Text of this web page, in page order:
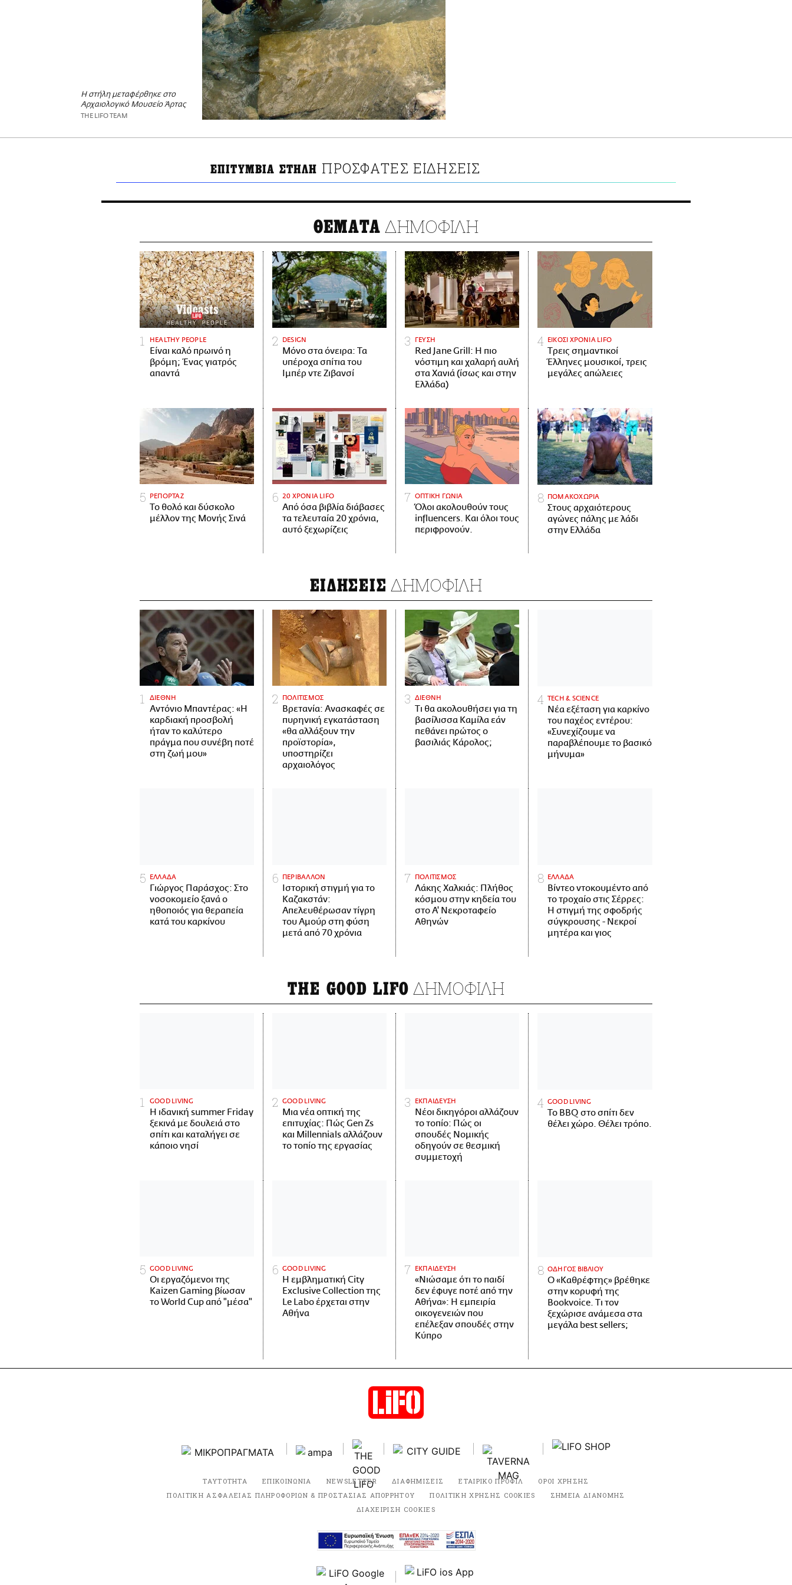
Η στήλη μεταφέρθηκε στο
Αρχαιολογικό Μουσείο Άρτας
THE LIFO TEAM
ΕΠΙΤΥΜΒΙΑ ΣΤΗΛΗ ΠΡΟΣΦΑΤΕΣ ΕΙΔΗΣΕΙΣ
ΘΕΜΑΤΑ ΔΗΜΟΦΙΛΗ
HEALTHY PEOPLE
Είναι καλό πρωινό η
βρόμη; Ένας γιατρός
απαντά
DESIGN
Μόνο στα όνειρα: Τα
υπέροχα σπίτια του
Ιμπέρ ντε Ζιβανσί
ΓΕΥΣΗ
Red Jane Grill: Η πιο
νόστιμη και χαλαρή αυλή
στα Χανιά (ίσως και στην
Ελλάδα)
ΕΙΚΟΣΙ ΧΡΟΝΙΑ LIFO
Tρεις σημαντικοί
Έλληνες μουσικοί, τρεις
μεγάλες απώλειες
ΡΕΠΟΡΤΑΖ
Το θολό και δύσκολο
μέλλον της Μονής Σινά
20 ΧΡΟΝΙΑ LIFO
Από όσα βιβλία διάβασες
τα τελευταία 20 χρόνια,
αυτό ξεχωρίζεις
ΟΠΤΙΚΗ ΓΩΝΙΑ
Όλοι ακολουθούν τους
influencers. Και όλοι τους
περιφρονούν.
ΠΟΜΑΚΟΧΩΡΙΑ
Στους αρχαιότερους
αγώνες πάλης με λάδι
στην Ελλάδα
ΕΙΔΗΣΕΙΣ ΔΗΜΟΦΙΛΗ
ΔΙΕΘΝΗ
Αντόνιο Μπαντέρας: «Η
καρδιακή προσβολή
ήταν το καλύτερο
πράγμα που συνέβη ποτέ
στη ζωή μου»
ΠΟΛΙΤΙΣΜΟΣ
Βρετανία: Ανασκαφές σε
πυρηνική εγκατάσταση
«θα αλλάξουν την
προϊστορία»,
υποστηρίζει
αρχαιολόγος
ΔΙΕΘΝΗ
Τι θα ακολουθήσει για τη
βασίλισσα Καμίλα εάν
πεθάνει πρώτος ο
βασιλιάς Κάρολος;
ΤECH & SCIENCE
Νέα εξέταση για καρκίνο
του παχέος εντέρου:
«Συνεχίζουμε να
παραβλέπουμε το βασικό
μήνυμα»
ΕΛΛΑΔΑ
Γιώργος Παράσχος: Στο
νοσοκομείο ξανά ο
ηθοποιός για θεραπεία
κατά του καρκίνου
ΠΕΡΙΒΑΛΛΟΝ
Ιστορική στιγμή για το
Καζακστάν:
Απελευθέρωσαν τίγρη
του Αμούρ στη φύση
μετά από 70 χρόνια
ΠΟΛΙΤΙΣΜΟΣ
Λάκης Χαλκιάς: Πλήθος
κόσμου στην κηδεία του
στο Α' Νεκροταφείο
Αθηνών
ΕΛΛΑΔΑ
Βίντεο ντοκουμέντο από
το τροχαίο στις Σέρρες:
Η στιγμή της σφοδρής
σύγκρουσης - Νεκροί
μητέρα και γιος
THE GOOD LIFO ΔΗΜΟΦΙΛΗ
GOOD LIVING
Η ιδανική summer Friday
ξεκινά με δουλειά στο
σπίτι και καταλήγει σε
κάποιο νησί
GOOD LIVING
Μια νέα οπτική της
επιτυχίας: Πώς Gen Zs
και Millennials αλλάζουν
το τοπίο της εργασίας
ΕΚΠΑΙΔΕΥΣΗ
Νέοι δικηγόροι αλλάζουν
το τοπίο: Πώς οι
σπουδές Νομικής
οδηγούν σε θεσμική
συμμετοχή
GOOD LIVING
Το BBQ στο σπίτι δεν
θέλει χώρο. Θέλει τρόπο.
GOOD LIVING
Οι εργαζόμενοι της
Kaizen Gaming βίωσαν
το World Cup από "μέσα"
GOOD LIVING
Η εμβληματική City
Exclusive Collection της
Le Labo έρχεται στην
Αθήνα
ΕΚΠΑΙΔΕΥΣΗ
«Νιώσαμε ότι το παιδί
δεν έφυγε ποτέ από την
Αθήνα»: Η εμπειρία
οικογενειών που
επέλεξαν σπουδές στην
Κύπρο
ΟΔΗΓΟΣ ΒΙΒΛΙΟΥ
Ο «Καθρέφτης» βρέθηκε
στην κορυφή της
Bookvoice. Τι τον
ξεχώρισε ανάμεσα στα
μεγάλα best sellers;
ΤΑΥΤΟΤΗΤΑ ΕΠΙΚΟΙΝΩΝΙΑ NEWSLETTER ΔΙΑΦΗΜΙΣΕΙΣ ΕΤΑΙΡΙΚΟ ΠΡΟΦΙΛ
ΟΡΟΙ ΧΡΗΣΗΣ
ΠΟΛΙΤΙΚΗ ΑΣΦΑΛΕΙΑΣ ΠΛΗΡΟΦΟΡΙΩΝ & ΠΡΟΣΤΑΣΙΑΣ ΑΠΟΡΡΗΤΟΥ
ΠΟΛΙΤΙΚΗ ΧΡΗΣΗΣ COOKIES
ΣΗΜΕΙΑ ΔΙΑΝΟΜΗΣ
ΔΙΑΧΕΙΡΙΣΗ COOKIES